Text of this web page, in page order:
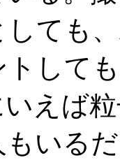
ても
トして
えば
いる